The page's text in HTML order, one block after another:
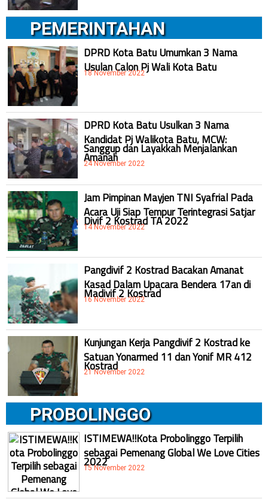
PEMERINTAHAN
DPRD Kota Batu Umumkan 3 Nama
Usulan Calon Pj Wali Kota Batu
18 November 2022
DPRD Kota Batu Usulkan 3 Nama
Kandidat Pj Walikota Batu, MCW:
Sanggup dan Layakkah Menjalankan
Amanah
24 November 2022
Jam Pimpinan Mayjen TNI Syafrial Pada
Acara Uji Siap Tempur Terintegrasi Satjar
Divif 2 Kostrad TA 2022
14 November 2022
Pangdivif 2 Kostrad Bacakan Amanat
Kasad Dalam Upacara Bendera 17an di
Madivif 2 Kostrad
16 November 2022
Kunjungan Kerja Pangdivif 2 Kostrad ke
Satuan Yonarmed 11 dan Yonif MR 412
Kostrad
21 November 2022
PROBOLINGGO
ISTIMEWA!!Kota Probolinggo Terpilih
sebagai Pemenang Global We Love Cities
2022
15 November 2022